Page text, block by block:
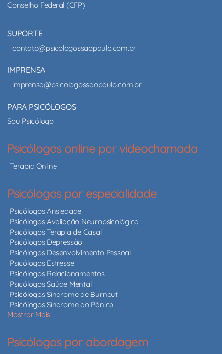
Conselho Federal (CFP)
SUPORTE
contato@psicologossaopaulo.com.br
IMPRENSA
imprensa@psicologossaopaulo.com.br
PARA PSICÓLOGOS
Sou Psicólogo
Psicólogos online por videochamada
Terapia Online
Psicólogos por especialidade
Psicólogos Ansiedade
Psicólogos Avaliação Neuropsicológica
Psicólogos Terapia de Casal
Psicólogos Depressão
Psicólogos Desenvolvimento Pessoal
Psicólogos Estresse
Psicólogos Relacionamentos
Psicólogos Saúde Mental
Psicólogos Síndrome de Burnout
Psicólogos Síndrome do Pânico
Mostrar Mais
Psicólogos por abordagem